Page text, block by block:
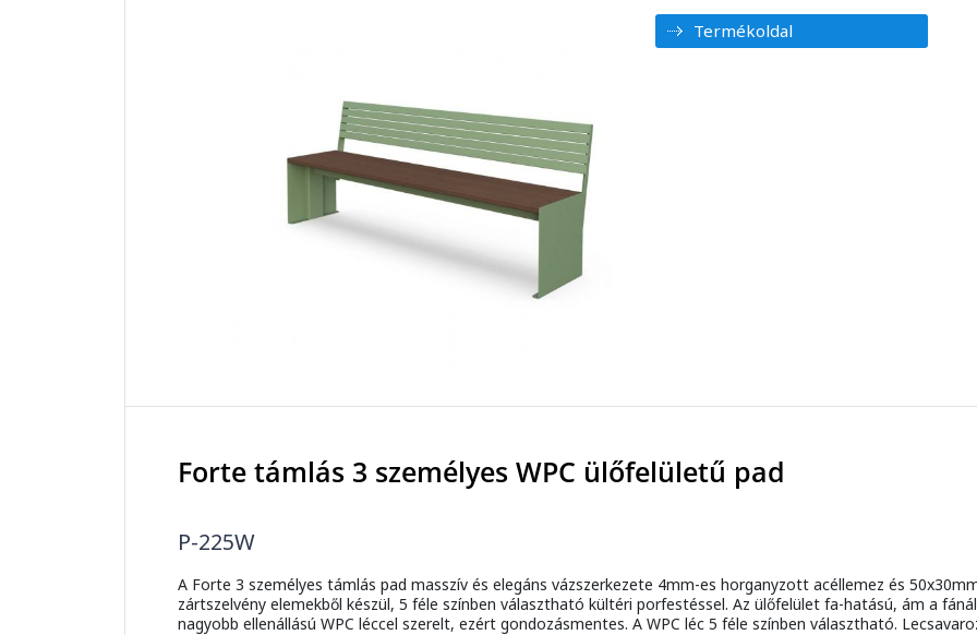
Termékoldal
Forte támlás 3 személyes WPC ülőfelületű pad
P-225W
A Forte 3 személyes támlás pad masszív és elegáns vázszerkezete 4mm-es horganyzott acéllemez és
zártszelvény elemekből készül, 5 féle színben választható kültéri porfestéssel. Az ülőfelület fa-hatású, ám a
nagyobb ellenállású WPC léccel szerelt, ezért gondozásmentes. A WPC léc 5 féle színben választható.